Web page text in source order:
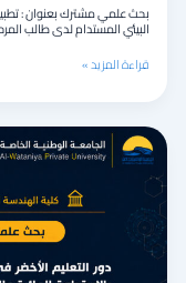
البيئي المستدام لدى طالب
البيئي
المستدام
لدى
طالب
في
الوطن
العربي
قراءة المزيد »
بحث
علمي
بعنوان
دور
التعليم
الأخضر